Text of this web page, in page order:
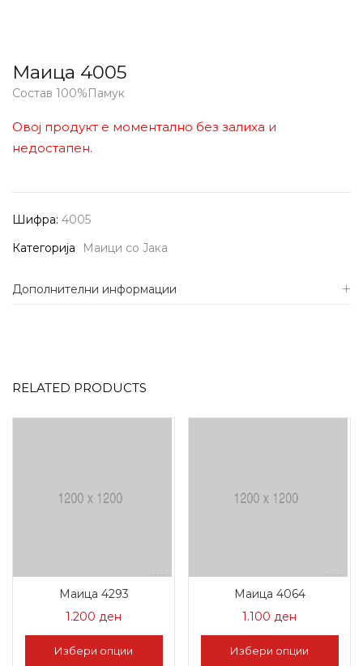
Маица 4005
Состав 100%Памук
Овој продукт е моментално без залиха и
недостапен.
Шифра: 4005
Категорија
Маици со Јака
Дополнителни информации
RELATED PRODUCTS
Маица 4293
1.200 ден
Избери опции
Маица 4064
1.100 ден
Избери опции